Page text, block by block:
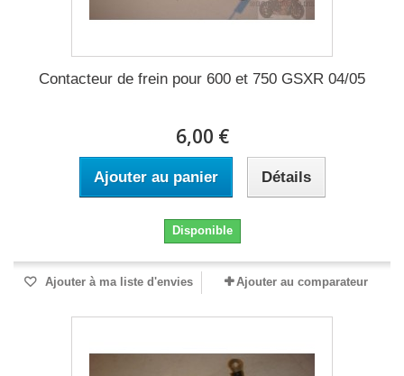
Contacteur de frein pour 600 et 750 GSXR 04/05
6,00 €
Ajouter au panier Détails
Disponible
Ajouter à ma liste d'envies Ajouter au comparateur